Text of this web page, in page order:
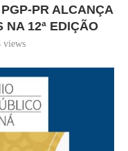
PR ALCANÇA
NA 12ª EDIÇÃO
views